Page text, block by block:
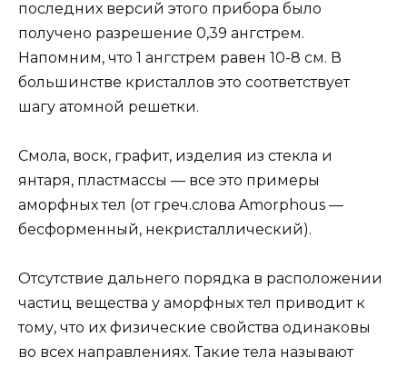
последних версий этого прибора было
получено разрешение 0,39 ангстрем.
Напомним, что 1 ангстрем равен 10-8 см. В
большинстве кристаллов это соответствует
шагу атомной решетки.
Смола, воск, графит, изделия из стекла и
янтаря, пластмассы — все это примеры
аморфных тел (от греч.слова Amorphous —
бесформенный, некристаллический).
Отсутствие дальнего порядка в расположении
частиц вещества у аморфных тел приводит к
тому, что их физические свойства одинаковы
во всех направлениях. Такие тела называют